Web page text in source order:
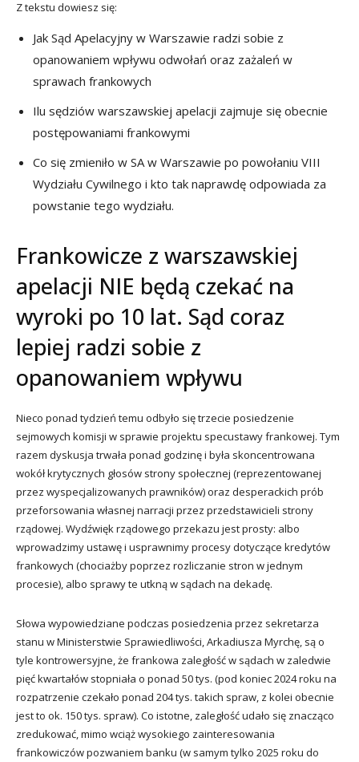
Z tekstu dowiesz się:
Jak Sąd Apelacyjny w Warszawie radzi sobie z
opanowaniem wpływu odwołań oraz zażaleń w
sprawach frankowych
Ilu sędziów warszawskiej apelacji zajmuje się obecnie
postępowaniami frankowymi
Co się zmieniło w SA w Warszawie po powołaniu VIII
Wydziału Cywilnego i kto tak naprawdę odpowiada za
powstanie tego wydziału.
Frankowicze z warszawskiej
apelacji NIE będą czekać na
wyroki po 10 lat. Sąd coraz
lepiej radzi sobie z
opanowaniem wpływu
Nieco ponad tydzień temu odbyło się trzecie posiedzenie
sejmowych komisji w sprawie projektu specustawy frankowej. Tym
razem dyskusja trwała ponad godzinę i była skoncentrowana
wokół krytycznych głosów strony społecznej (reprezentowanej
przez wyspecjalizowanych prawników) oraz desperackich prób
przeforsowania własnej narracji przez przedstawicieli strony
rządowej. Wydźwięk rządowego przekazu jest prosty: albo
wprowadzimy ustawę i usprawnimy procesy dotyczące kredytów
frankowych (chociażby poprzez rozliczanie stron w jednym
procesie), albo sprawy te utkną w sądach na dekadę.
Słowa wypowiedziane podczas posiedzenia przez sekretarza
stanu w Ministerstwie Sprawiedliwości, Arkadiusza Myrchę, są o
tyle kontrowersyjne, że frankowa zaległość w sądach w zaledwie
pięć kwartałów stopniała o ponad 50 tys. (pod koniec 2024 roku na
rozpatrzenie czekało ponad 204 tys. takich spraw, z kolei obecnie
jest to ok. 150 tys. spraw). Co istotne, zaległość udało się znacząco
zredukować, mimo wciąż wysokiego zainteresowania
frankowiczów pozwaniem banku (w samym tylko 2025 roku do